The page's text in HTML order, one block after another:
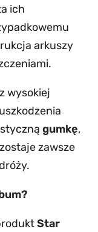
ich
arkuszy
wysokiej
gumkę,
zawsze
Star